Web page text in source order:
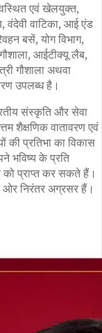
एवं खेलयुक्त,
वंदेवी वाटिका, आई एंड
बसें, योग विभाग,
आईटीक्यू लैब,
गौशाला अथवा
उपलब्ध है।
संस्कृति और सेवा
शैक्षणिक वातावरण एवं
की प्रतिभा का विकास
भविष्य के प्रति
को प्राप्त कर सकते हैं।
ओर निरंतर अग्रसर हैं।